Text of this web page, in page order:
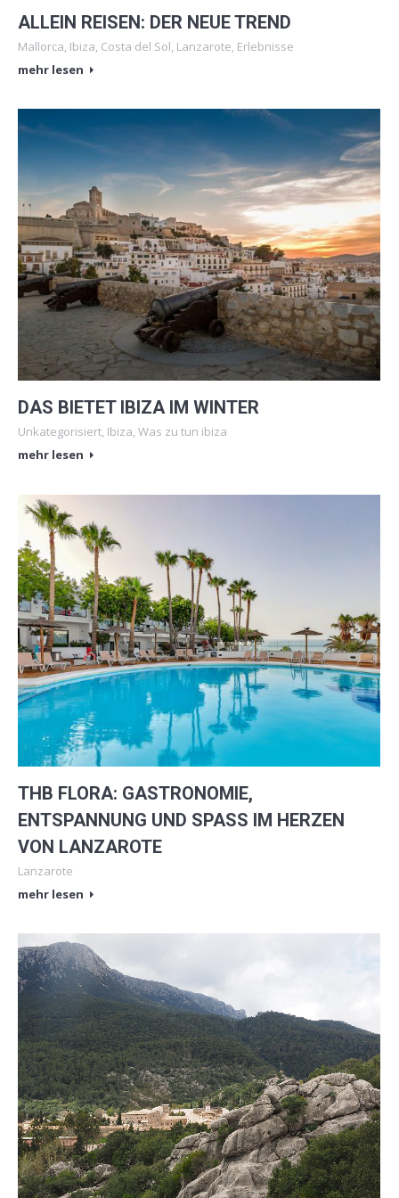
ALLEIN REISEN: DER NEUE TREND
Mallorca, Ibiza, Costa del Sol, Lanzarote, Erlebnisse
mehr lesen
DAS BIETET IBIZA IM WINTER
Unkategorisiert, Ibiza, Was zu tun ibiza
mehr lesen
THB FLORA: GASTRONOMIE,
ENTSPANNUNG UND SPASS IM HERZEN
VON LANZAROTE
Lanzarote
mehr lesen